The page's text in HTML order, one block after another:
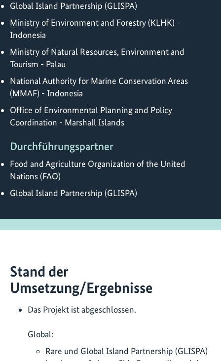
Global Island Partnership (GLISPA)
Ministry of Environment and Forestry (KLHK) -
Indonesia
Ministry of Natural Resources, Environment and
Tourism - Palau
National Authority for Marine Conservation Areas
(MMAF) - Indonesia
Office of Environmental Planning and Policy
Coordination - Marshall Islands
Durchführungspartner
Food and Agriculture Organization of the United
Nations (FAO)
Global Island Partnership (GLISPA)
Stand der
Umsetzung/Ergebnisse
Das Projekt ist abgeschlossen.
Global:
Rare und Global Island Partnership (GLISPA)